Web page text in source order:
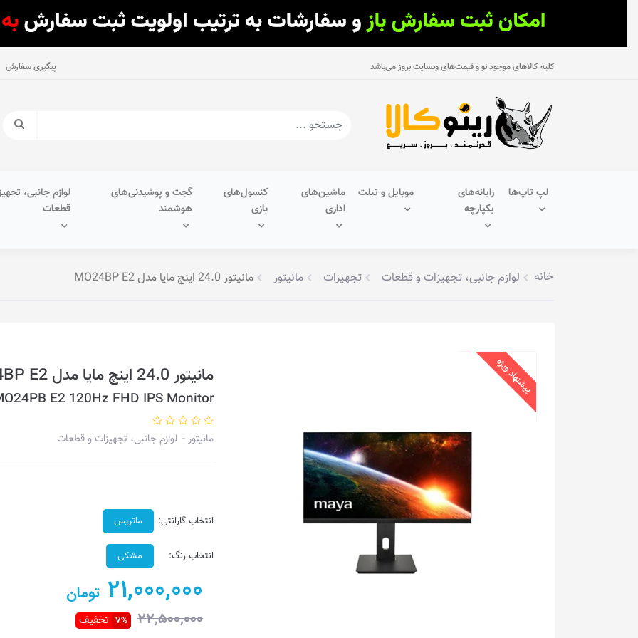
کلیه کالاهای موجود نو و قیمت‌های وبسایت بروز می‌باشد پیگیری سفارش
لپ تاپ‌ها
رایانه‌های
یکپارچه
موبایل و تبلت
ماشین‌های
اداری
کنسول‌های
بازی
گجت و پوشیدنی‌های
هوشمند
لوازم جانبی،
قطعات
خانه لوازم جانبی، تجهیزات و قطعات تجهیزات مانیتور مانیتور 24.0 اینچ مایا مدل MO24BP E2
پیشنهاد ویژه مانیتور 24.0 اینچ مایا مدل MO24BP E2
E2 120Hz FHD IPS Monitor
مانیتور لوازم جانبی، تجهیزات و قطعات
انتخاب گارانتی: ماتریس
انتخاب رنگ: مشکی
21,000,000 تومان
22,500,000
7% تخفیف